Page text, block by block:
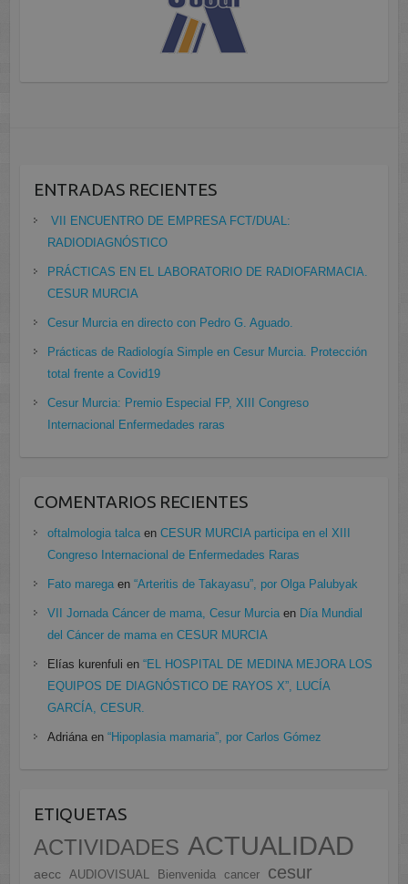
ENTRADAS RECIENTES
VII ENCUENTRO DE EMPRESA FCT/DUAL:
RADIODIAGNÓSTICO
PRÁCTICAS EN EL LABORATORIO DE RADIOFARMACIA.
CESUR MURCIA
Cesur Murcia en directo con Pedro G. Aguado.
Prácticas de Radiología Simple en Cesur Murcia. Protección
total frente a Covid19
Cesur Murcia: Premio Especial FP, XIII Congreso
Internacional Enfermedades raras
COMENTARIOS RECIENTES
oftalmologia talcaen CESUR MURCIA participa en el XIII
Congreso Internacional de Enfermedades Raras
Fato maregaen “Arteritis de Takayasu”, por Olga Palubyak
VII Jornada Cáncer de mama, Cesur Murciaen Día Mundial
del Cáncer de mama en CESUR MURCIA
Elías kurenfuli en “EL HOSPITAL DE MEDINA MEJORA LOS
EQUIPOS DE DIAGNÓSTICO DE RAYOS X”, LUCÍA
GARCÍA, CESUR.
Adriánaen “Hipoplasia mamaria”, por Carlos Gómez
ETIQUETAS
ACTIVIDADES ACTUALIDAD
aecc AUDIOVISUAL Bienvenida cancer cesur